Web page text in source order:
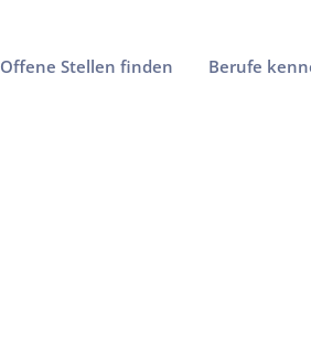
Offene Stellen finden Berufe